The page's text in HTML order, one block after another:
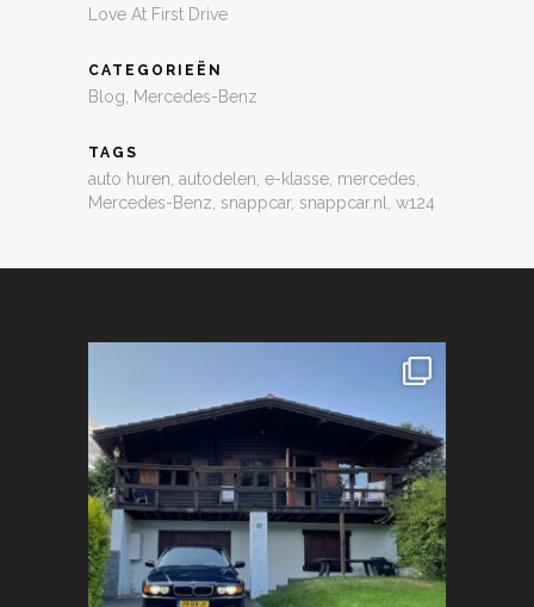
Love At First Drive
CATEGORIEËN
Blog Mercedes-Benz
TAGS
auto huren autodelen e-klasse mercedes
Mercedes-Benz snappcar, snappcar.nl w124